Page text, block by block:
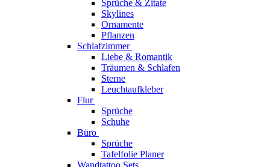
Sprüche & Zitate
Skylines
Ornamente
Pflanzen
Schlafzimmer
Liebe & Romantik
Träumen & Schlafen
Sterne
Leuchtaufkleber
Flur
Sprüche
Schuhe
Büro
Sprüche
Tafelfolie Planer
Wandtattoo Sets